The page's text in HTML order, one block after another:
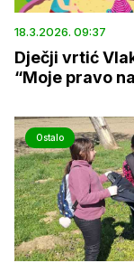
18.3.2026. 09:37
Dječji vrtić
“Moje pravo
Ostalo